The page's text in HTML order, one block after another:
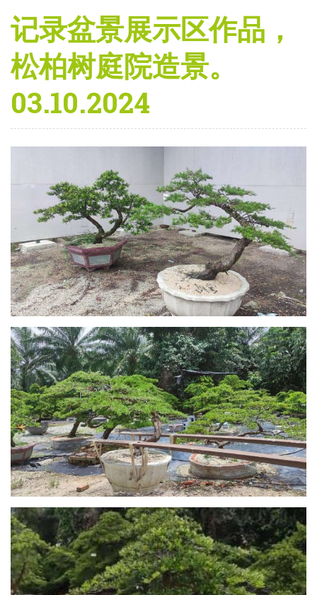
记录盆景展示区作品，
松柏树庭院造景。
03.10.2024